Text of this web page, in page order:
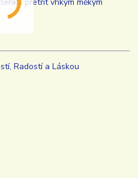
Radostí a Láskou